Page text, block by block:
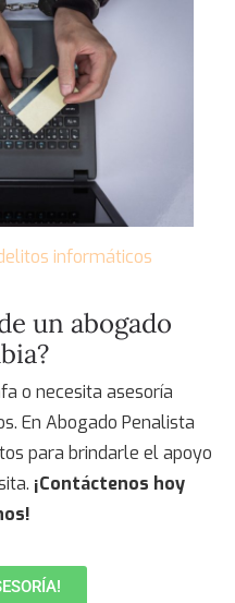
informáticos
unabogado
?
o necesita asesoría
En Abogado Penalista
para brindarle el apoyo
¡Contáctenos hoy